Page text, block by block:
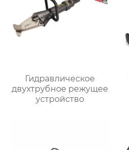
Гидравлическое
двухтрубное режущее
устройство